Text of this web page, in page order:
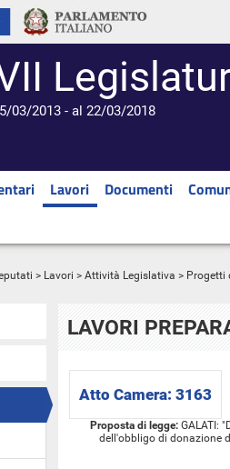
03/2013 - al 22/03/2018
Lavori Documenti
> Lavori > Attività Legislativa > Progetti
LAVORI
Atto Camera: 3163
Proposta di legge: GALATI:
dell'obbligo di donazione